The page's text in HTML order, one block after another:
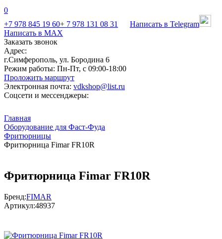
0
+7 978 845 19 60+ 7 978 131 08 31
Написать в Telegram
Написать в MAX
Заказать звонок
Адрес:
г.Симферополь, ул. Бородина 6
Режим работы: Пн-Пт, с 09:00-18:00
Проложить маршрут
Электронная почта: vdkshop@list.ru
Соцсети и мессенджеры:
Главная
Оборудование для Фаст-Фуда
Фритюрницы
Фритюрница Fimar FR10R
Фритюрница Fimar FR10R
Бренд:FIMAR
Артикул:48937